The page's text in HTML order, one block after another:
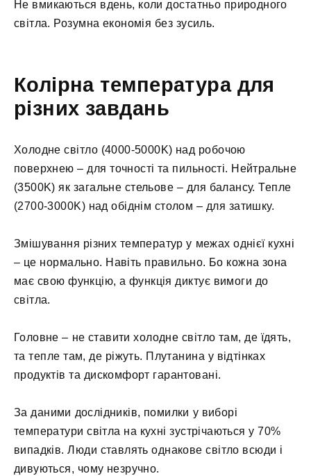
Не вмикаються вдень, коли достатньо природного
світла. Розумна економія без зусиль.
Колірна температура для
різних завдань
Холодне світло (4000-5000K) над робочою
поверхнею – для точності та пильності. Нейтральне
(3500K) як загальне стельове – для балансу. Тепле
(2700-3000K) над обіднім столом – для затишку.
Змішування різних температур у межах однієї кухні
– це нормально. Навіть правильно. Бо кожна зона
має свою функцію, а функція диктує вимоги до
світла.
Головне – не ставити холодне світло там, де їдять,
та тепле там, де ріжуть. Плутанина у відтінках
продуктів та дискомфорт гарантовані.
За даними дослідників, помилки у виборі
температури світла на кухні зустрічаються у 70%
випадків. Люди ставлять однакове світло всюди і
дивуються, чому незручно.